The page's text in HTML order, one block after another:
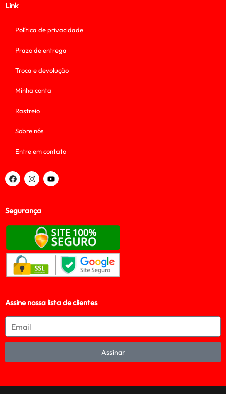
Link
Política de privacidade
Prazo de entrega
Troca e devolução
Minha conta
Rastreio
Sobre nós
Entre em contato
Segurança
Assine nossa lista de clientes
Assinar